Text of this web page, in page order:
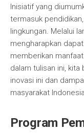
Inisiatif yang
termasuk
lingkungan. Melalui
mengharapkan
memberikan
dalam tulisan ini, kita
inovasi ini dan
masyarakat
Program